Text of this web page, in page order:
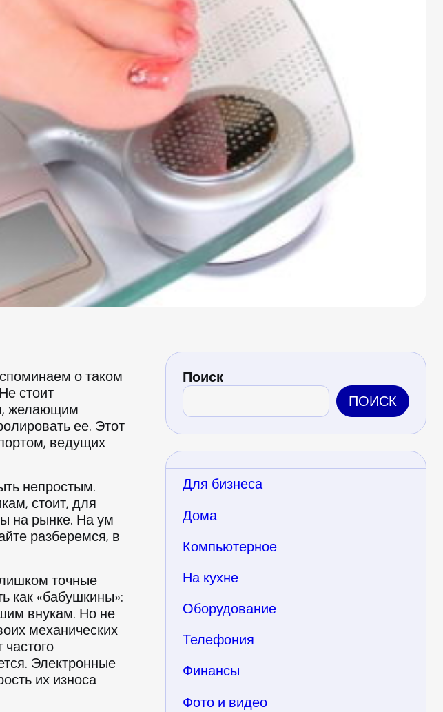
о таком
стоит
желающим
ее. Этот
ведущих
непростым.
стоит, для
на рынке. На ум
разберемся, в
точные
как «бабушкины»:
внукам. Но не
механических
Электронные
их износа
Поиск
ПОИСК
Для бизнеса
Дома
Компьютерное
На кухне
Оборудование
Телефония
Финансы
Фото и видео